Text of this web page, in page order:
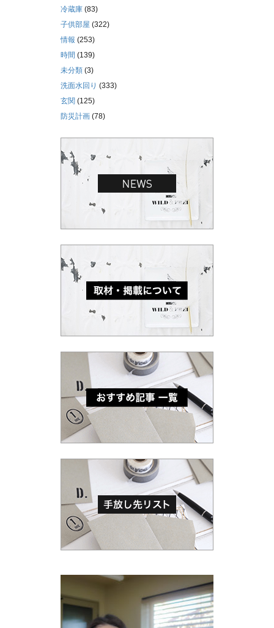
冷蔵庫 (83)
子供部屋 (322)
情報 (253)
時間 (139)
未分類 (3)
洗面水回り (333)
玄関 (125)
防災計画 (78)